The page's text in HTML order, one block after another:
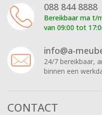
088 844 8888
Bereikbaar ma t/
van 09:00 tot
info@a-
24/7 bereikbaar,
binnen een
CONTACT